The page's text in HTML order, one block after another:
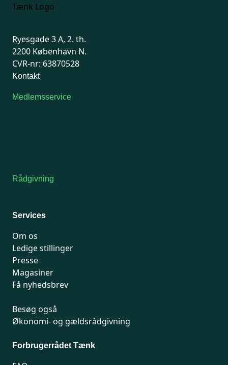
Ryesgade 3 A, 2. th.
2200 København N.
CVR-nr: 63870528
Kontakt
Medlemsservice
Rådgivning
Services
Om os
Ledige stillinger
Presse
Magasiner
Få nyhedsbrev
Besøg også
Økonomi- og gældsrådgivning
Forbrugerrådet Tænk